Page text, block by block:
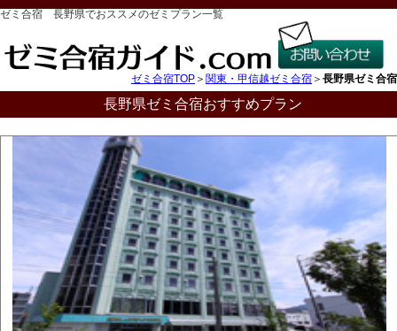
ゼミ合宿 長野県でおススメのゼミプラン一覧
ゼミ合宿TOP ＞ 関東・甲信越ゼミ合宿 ＞ 長野県ゼミ合宿
長野県ゼミ合宿おすすめプラン